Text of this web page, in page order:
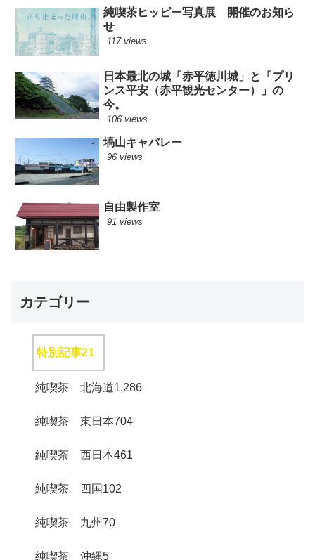
純喫茶ヒッピー写真展 開催のお知ら
せ
117 views
日本最北の城「赤平徳川城」と「プリ
ンス平安（赤平観光センター）」の
今。
106 views
塙山キャバレー
96 views
自由製作室
91 views
カテゴリー
特別記事21
純喫茶 北海道1,286
純喫茶 東日本704
純喫茶 西日本461
純喫茶 四国 102
純喫茶 九州70
純喫茶 沖縄5